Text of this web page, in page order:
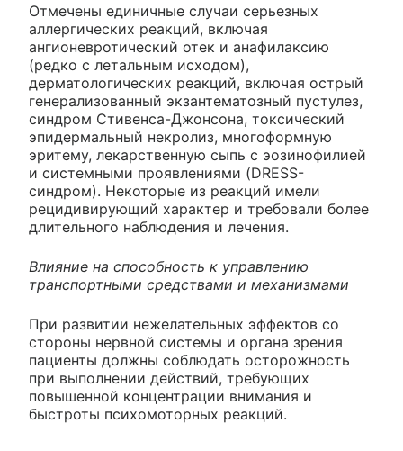
Отмечены единичные случаи серьезных
аллергических реакций, включая
ангионевротический отек и анафилаксию
(редко с летальным исходом),
дерматологических реакций, включая острый
генерализованный экзантематозный пустулез,
синдром Стивенса-Джонсона, токсический
эпидермальный некролиз, многоформную
эритему, лекарственную сыпь с эозинофилией
и системными проявлениями (DRESS-
синдром). Некоторые из реакций имели
рецидивирующий характер и требовали более
длительного наблюдения и лечения.
Влияние на способность к управлению
транспортными средствами и механизмами
При развитии нежелательных эффектов со
стороны нервной системы и органа зрения
пациенты должны соблюдать осторожность
при выполнении действий, требующих
повышенной концентрации внимания и
быстроты психомоторных реакций.